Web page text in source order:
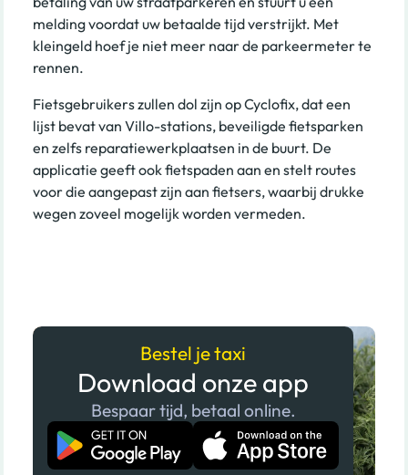
melding voordat uw betaalde tijd verstrijkt. Met
kleingeld hoef je niet meer naar de parkeermeter te
rennen.
Fietsgebruikers zullen dol zijn op Cyclofix, dat een
lijst bevat van Villo-stations, beveiligde fietsparken
en zelfs reparatiewerkplaatsen in de buurt. De
applicatie geeft ook fietspaden aan en stelt routes
voor die aangepast zijn aan fietsers, waarbij drukke
wegen zoveel mogelijk worden vermeden.
Bestel je taxi
Download onze app
Bespaar tijd, betaal online.